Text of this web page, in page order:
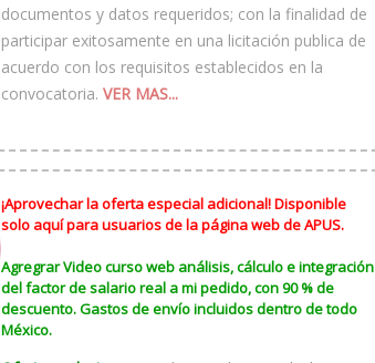
documentos y datos requeridos; con la finalidad de
participar exitosamente en una licitación publica de
acuerdo con los requisitos establecidos en la
convocatoria. VER MAS...
¡Aprovechar la oferta especial adicional! Disponible
solo aquí para usuarios de la página web de APUS.
Agregrar Video curso web análisis, cálculo e integración
del factor de salario real a mi pedido, con 90 % de
descuento. Gastos de envío incluidos dentro de todo
México.